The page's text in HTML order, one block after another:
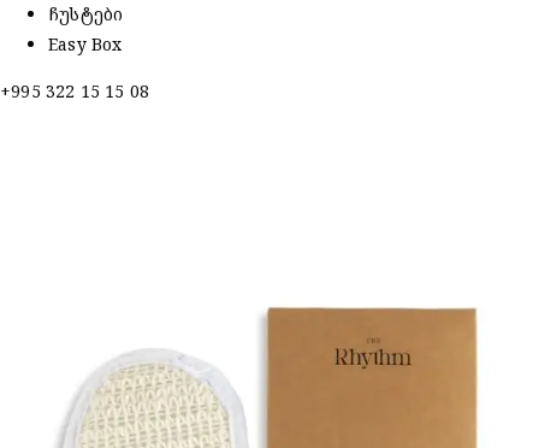
ჩუსტები
Easy Box
+995 322 15 15 08